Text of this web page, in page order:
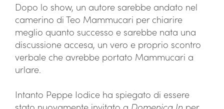
Dopo lo show, un autore sarebbe andato nel
camerino di Teo Mammucari per chiarire
meglio quanto successo e sarebbe nata una
discussione accesa, un vero e proprio scontro
verbale che avrebbe portato Mammucari a
urlare.
Intanto Peppe Iodice ha spiegato di essere